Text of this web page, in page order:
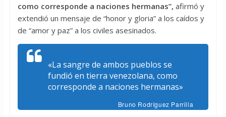
como corresponde a naciones hermanas”, afirmó y
extendió un mensaje de “honor y gloria” a los caídos y
de “amor y paz” a los civiles asesinados.
«La sangre de ambos pueblos se
fundió en tierra venezolana, como
corresponde a naciones hermanas»
Bruno Rodríguez Parrilla